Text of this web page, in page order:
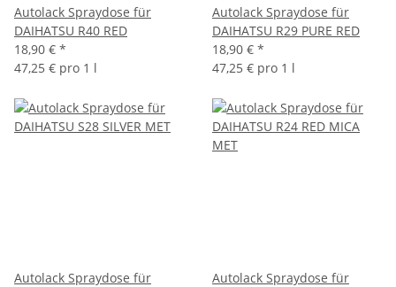
Autolack Spraydose für
DAIHATSU R40 RED
18,90 € *
47,25 € pro 1 l
Autolack Spraydose für
DAIHATSU R29 PURE RED
18,90 € *
47,25 € pro 1 l
Autolack Spraydose für
Autolack Spraydose für